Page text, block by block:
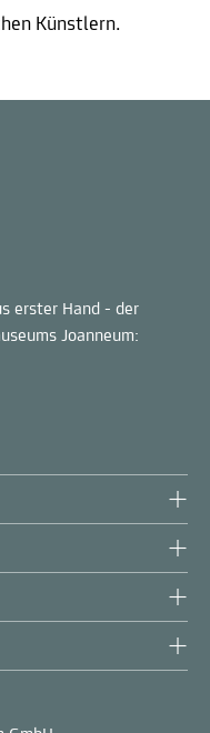
Künstlern.
erster Hand - der
Joanneum: